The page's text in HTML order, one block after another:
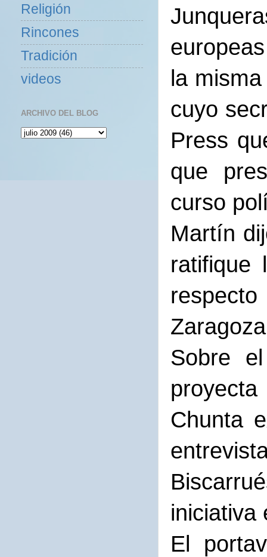
la
cuyo
Press
que
curso
Martín
ratifique
Sobre
Chunta
iniciativa
El
Religión
Rincones
Tradición
videos
ARCHIVO DEL BLOG